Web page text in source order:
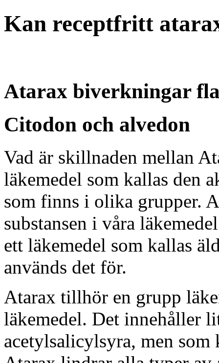
Kan receptfritt
Atarax biverkningar
Citodon och alvedon
Vad är skillnaden mellan
läkemedel som kallas den
som finns i olika grupper.
substansen i våra
ett läkemedel som kallas
används det för.
Atarax tillhör en grupp
läkemedel. Det innehåller
acetylsalicylsyra, men